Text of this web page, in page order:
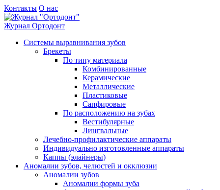
Контакты О нас
Журнал Ортодонт
Системы выравнивания зубов
Брекеты
По типу материала
Комбинированные
Керамические
Металлические
Пластиковые
Сапфировые
По расположению на зубах
Вестибулярные
Лингвальные
Лечебно-профилактические аппараты
Индивидуально изготовленные аппараты
Каппы (элайнеры)
Аномалии зубов, челюстей и окклюзии
Аномалии зубов
Аномалии формы зуба